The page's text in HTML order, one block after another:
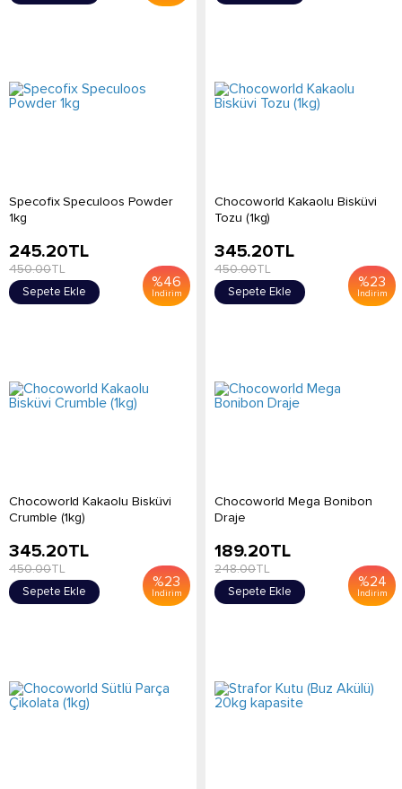
Specofix Speculoos Powder
1kg
%46
İndirim
245.20TL
450.00TL
Sepete Ekle
Chocoworld Kakaolu Bisküvi
Tozu (1kg)
%23
İndirim
345.20TL
450.00TL
Sepete Ekle
Chocoworld Kakaolu Bisküvi
Crumble (1kg)
%23
İndirim
345.20TL
450.00TL
Sepete Ekle
Chocoworld Mega Bonibon
Draje
%24
İndirim
189.20TL
248.00TL
Sepete Ekle